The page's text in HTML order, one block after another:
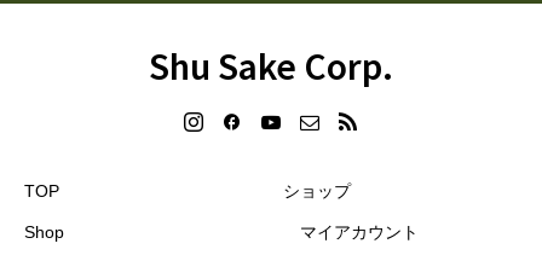
Shu Sake Corp.
TOP
Shop
ショップ
マイアカウント